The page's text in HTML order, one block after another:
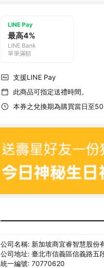
LINE Pay
最高4%
LINE Bank
單筆滿額
支援LINE Pay
此商品可指定送禮時間。
本券之兌換期為購買當日至50
公司名稱: 新加坡商宜睿智慧股份
公司地址: 臺北市信義區信義路五
統一編號: 70770620